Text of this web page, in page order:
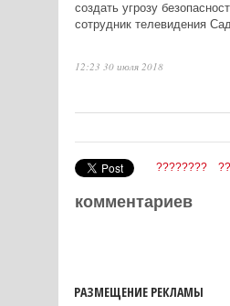
создать угрозу
сотрудник телевидения
12:23 30 июля 2018
????????
комментариев
РАЗМЕЩЕНИЕ РЕКЛАМЫ